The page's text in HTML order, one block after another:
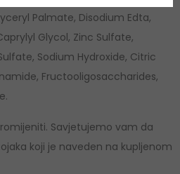
Palmate, Disodium Edta,
Glycol, Zinc Sulfate,
Sodium Hydroxide, Citric
Fructooligosaccharides,
Savjetujemo vam da
koji je naveden na kupljenom